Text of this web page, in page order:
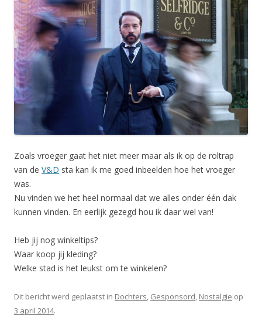
Zoals vroeger gaat het niet meer maar als ik op de roltrap
van de V&D sta kan ik me goed inbeelden hoe het vroeger
was.
Nu vinden we het heel normaal dat we alles onder één dak
kunnen vinden. En eerlijk gezegd hou ik daar wel van!
Heb jij nog winkeltips?
Waar koop jij kleding?
Welke stad is het leukst om te winkelen?
Dit bericht werd geplaatst in Dochters, Gesponsord, Nostalgie op
3 april 2014.